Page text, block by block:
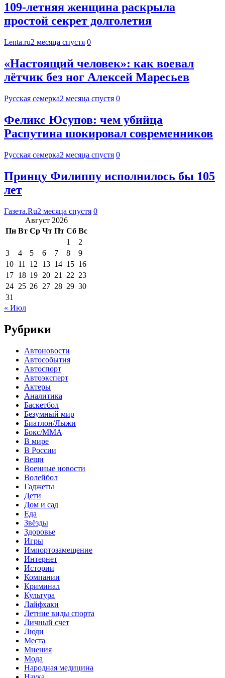
109-летняя женщина раскрыла
простой секрет долголетия
Lenta.ru2 месяца спустя 0
«Настоящий человек»: как воевал
лётчик без ног Алексей Маресьев
Русская семерка2 месяца спустя 0
Феликс Юсупов: чем убийца
Распутина шокировал современников
Русская семерка2 месяца спустя 0
Принцу Филиппу исполнилось бы 105
лет
Газета.Ru2 месяца спустя 0
Август 2026
Пн Вт Ср Чт Пт Сб Вс
1
2
3
4 5 6 7 8
9
10 11 12 13 14 15 16
17 18 19 20 21 22 23
24 25 26 27 28 29 30
31
« Июл
Рубрики
Автоновости
Автособытия
Автоспорт
Автоэксперт
Актеры
Аналитика
Баскетбол
Безумный мир
Биатлон/Лыжи
Бокс/MMA
В мире
В России
Вещи
Военные новости
Волейбол
Гаджеты
Дети
Дом и сад
Еда
Звёзды
Здоровье
Игры
Импортозамещение
Интернет
Истории
Компании
Криминал
Культура
Лайфхаки
Летние виды спорта
Личный счет
Люди
Места
Мнения
Мода
Народная медицина